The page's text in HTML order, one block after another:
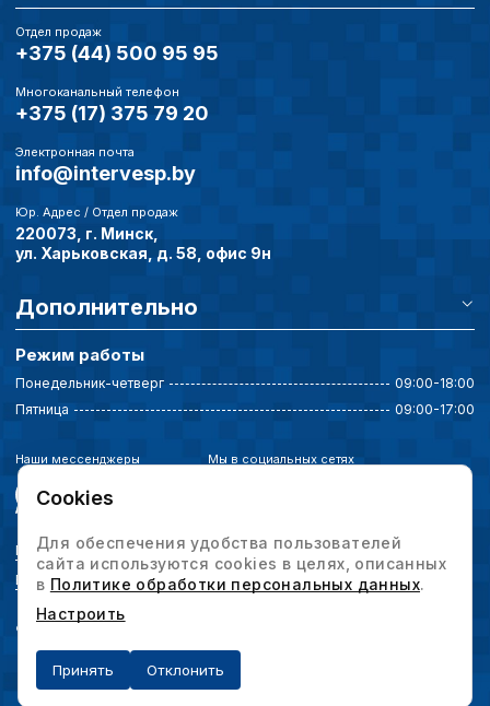
Отдел продаж
+375 (44) 500 95 95
Многоканальный телефон
+375 (17) 375 79 20
Электронная почта
info@intervesp.by
Юр. Адрес / Отдел продаж
220073, г. Минск,
ул. Харьковская, д. 58, офис 9н
Дополнительно
Режим работы
Понедельник-четверг
09:00-18:00
Пятница
09:00-17:00
Наши мессенджеры Мы в социальных сетях
Политика конфиденциальности
Выбор настроек cookie
© 2026 Интервесп — производственное оборудование. Все права защищены.
Cookies
Для обеспечения удобства пользователей
сайта используются cookies в целях, описанных
в Политике обработки персональных данных.
Настроить
Принять Отклонить
можете ознакомиться с
Внимание:
определять
наиболее и наименее
совершенствованию
исходя из
Сохранить выбор